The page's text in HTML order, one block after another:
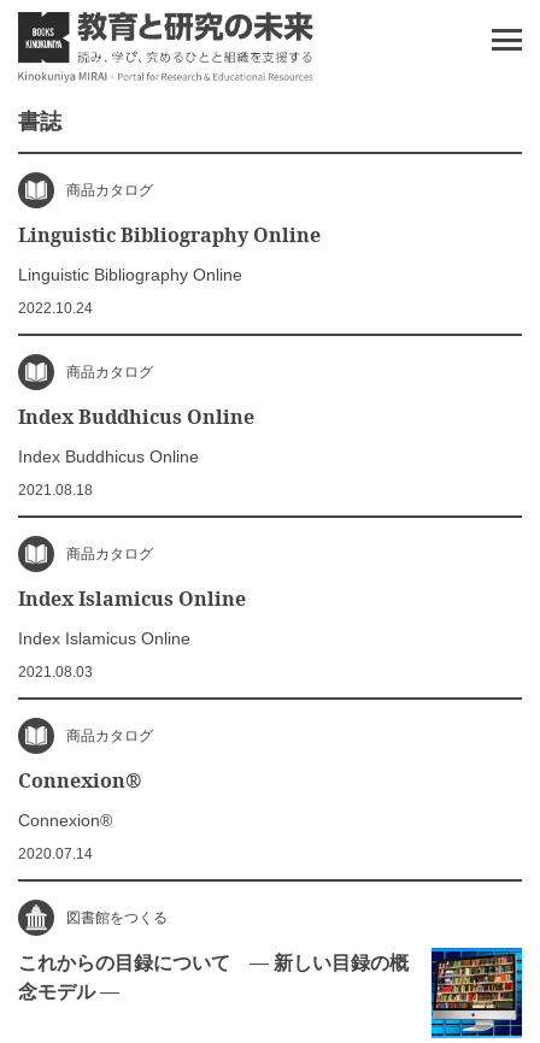
書誌
商品カタログ
Linguistic Bibliography Online
Linguistic Bibliography Online
2022.10.24
商品カタログ
Index Buddhicus Online
Index Buddhicus Online
2021.08.18
商品カタログ
Index Islamicus Online
Index Islamicus Online
2021.08.03
商品カタログ
Connexion®
Connexion®
2020.07.14
図書館をつくる
これからの目録について ― 新しい目録の概
念モデル ―